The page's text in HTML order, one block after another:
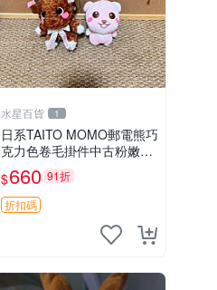
水星百貨 1
日系TAITO MOMO郵電熊巧
克力色卷毛掛件中古粉嫩玩
偶微瑕推薦 postpet momo
郵電熊 中古玩偶
$660 91折
折扣碼